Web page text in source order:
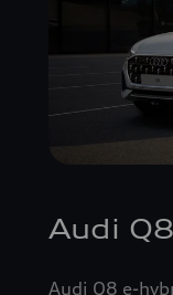
Audi
Audi Q8 e-